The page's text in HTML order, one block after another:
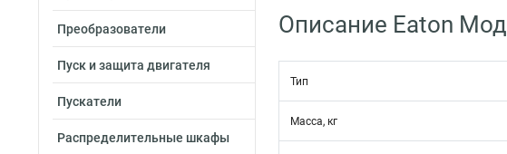
Преобразователи
Пуск и защита двигателя
Пускатели
Распределительные шкафы
Описание Eaton
Тип
Масса, кг